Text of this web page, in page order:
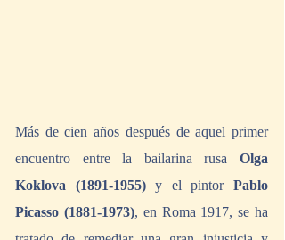
Más de cien años después de aquel primer
encuentro entre la bailarina rusa Olga
Koklova (1891-1955) y el pintor Pablo
Picasso (1881-1973), en Roma 1917, se ha